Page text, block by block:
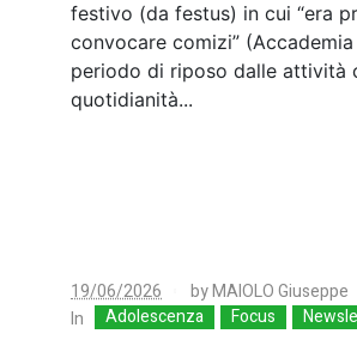
festivo (da festus) in cui “era
convocare comizi”
periodo di riposo dalle attività
quotidianità...
19/06/2026 byMAIOLO Giuseppe
In
Adolescenza Focus